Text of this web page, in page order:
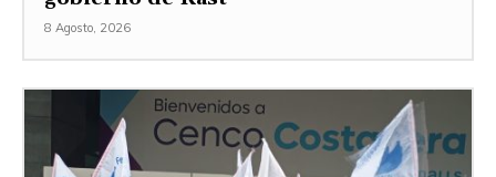
8 Agosto, 2026